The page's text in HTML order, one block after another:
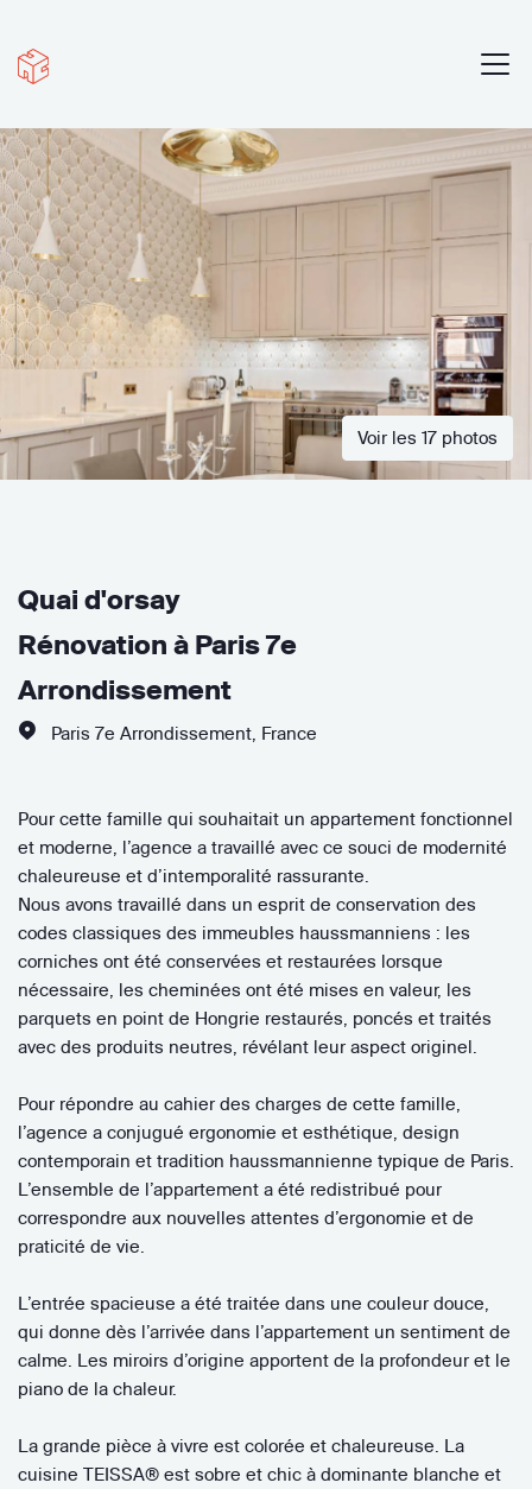
Voir les 17 photos
Quai d'orsay
Rénovation à Paris 7e
Arrondissement
Paris 7e Arrondissement France
Pour cette famille qui souhaitait un appartement fonctionnel
et moderne, l’agence a travaillé avec ce souci de modernité
chaleureuse et d’intemporalité rassurante.
Nous avons travaillé dans un esprit de conservation des
codes classiques des immeubles haussmanniens : les
corniches ont été conservées et restaurées lorsque
nécessaire, les cheminées ont été mises en valeur, les
parquets en point de Hongrie restaurés, poncés et traités
avec des produits neutres, révélant leur aspect originel.
Pour répondre au cahier des charges de cette famille,
l’agence a conjugué ergonomie et esthétique, design
contemporain et tradition haussmannienne typique de Paris.
L’ensemble de l’appartement a été redistribué pour
correspondre aux nouvelles attentes d’ergonomie et de
praticité de vie.
L’entrée spacieuse a été traitée dans une couleur douce,
qui donne dès l’arrivée dans l’appartement un sentiment de
calme. Les miroirs d’origine apportent de la profondeur et le
piano de la chaleur.
La grande pièce à vivre est colorée et chaleureuse. La
cuisine TEISSA® est sobre et chic à dominante blanche et